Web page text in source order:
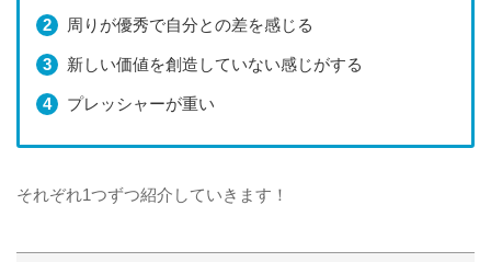
周りが優秀で自分との差を感じる
新しい価値を創造していない感じがする
プレッシャーが重い
それぞれ1つずつ紹介していきます！